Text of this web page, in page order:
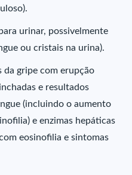
urinar, possivelmente
ou cristais na urina).
da gripe com erupção
e resultados
(incluindo o aumento
e enzimas hepáticas
eosinofilia e sintomas